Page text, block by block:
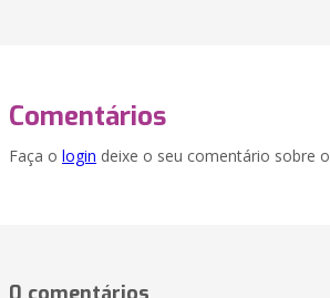
Comentários
Faça o login deixe o seu comentário sobre